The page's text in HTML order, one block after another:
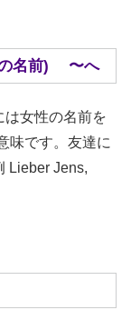
の名前) 〜へ
は女性の名前を
味です。友達に
Lieber Jens,